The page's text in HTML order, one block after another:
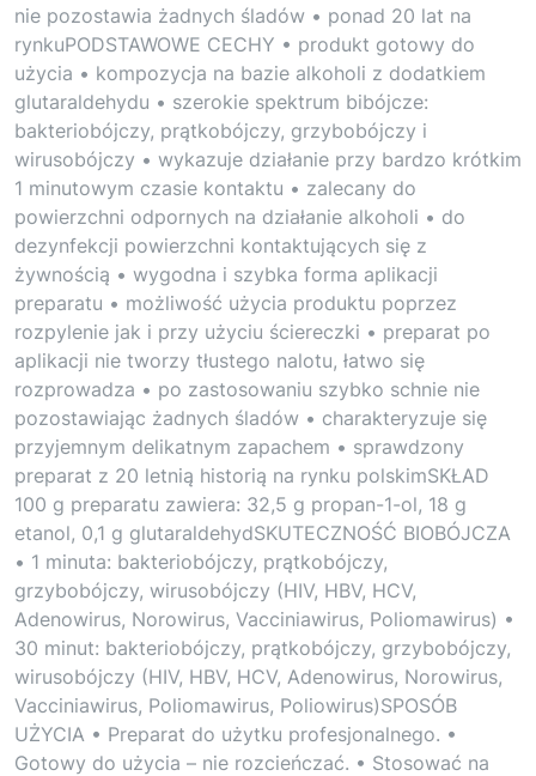
nie pozostawia żadnych śladów • ponad 20 lat na
rynkuPODSTAWOWE CECHY • produkt gotowy do
użycia • kompozycja na bazie alkoholi z dodatkiem
glutaraldehydu • szerokie spektrum bibójcze:
bakteriobójczy, prątkobójczy, grzybobójczy i
wirusobójczy • wykazuje działanie przy bardzo krótkim
1 minutowym czasie kontaktu • zalecany do
powierzchni odpornych na działanie alkoholi • do
dezynfekcji powierzchni kontaktujących się z
żywnością • wygodna i szybka forma aplikacji
preparatu • możliwość użycia produktu poprzez
rozpylenie jak i przy użyciu ściereczki • preparat po
aplikacji nie tworzy tłustego nalotu, łatwo się
rozprowadza • po zastosowaniu szybko schnie nie
pozostawiając żadnych śladów • charakteryzuje się
przyjemnym delikatnym zapachem • sprawdzony
preparat z 20 letnią historią na rynku polskimSKŁAD
100 g preparatu zawiera: 32,5 g propan-1-ol, 18 g
etanol, 0,1 g glutaraldehydSKUTECZNOŚĆ BIOBÓJCZA
• 1 minuta: bakteriobójczy, prątkobójczy,
grzybobójczy, wirusobójczy (HIV, HBV, HCV,
Adenowirus, Norowirus, Vacciniawirus, Poliomawirus) •
30 minut: bakteriobójczy, prątkobójczy, grzybobójczy,
wirusobójczy (HIV, HBV, HCV, Adenowirus, Norowirus,
Vacciniawirus, Poliomawirus, Poliowirus)SPOSÓB
UŻYCIA • Preparat do użytku profesjonalnego. •
Gotowy do użycia – nie rozcieńczać. • Stosować na